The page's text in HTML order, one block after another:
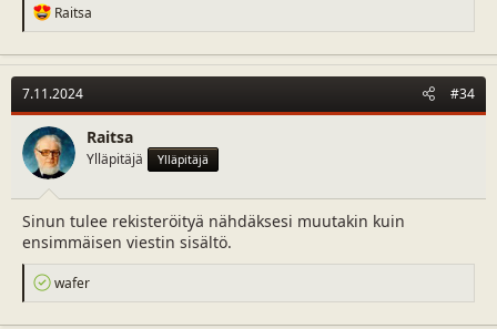
R
e
c
t
i
o
n
s
:
Raitsa
7.11.2024 #34
Raitsa
Ylläpitäjä Ylläpitäjä
Sinun tulee rekisteröityä nähdäksesi muutakin kuin
ensimmäisen viestin sisältö.
R
e
wafer